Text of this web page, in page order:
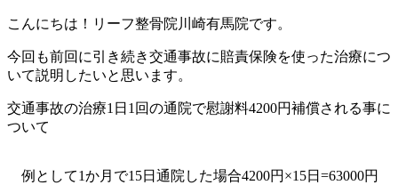
こんにちは！リーフ整骨院川崎有馬院です。
今回も前回に引き続き交通事故に賠責保険を使った治療につ
いて説明したいと思います。
交通事故の治療1日1回の通院で慰謝料4200円補償される事に
ついて
例として1か月で15日通院した場合4200円×15日=63000円